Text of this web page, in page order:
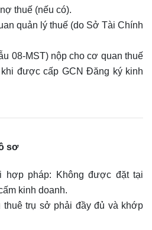
thuế (nếu có).
quản lý thuế (do Sở Tài Chính
08-MST) nộp cho cơ quan thuế
được cấp GCN Đăng ký kinh
sơ
pháp: Không được đặt tại
kinh doanh.
thuê trụ sở phải đầy đủ và khớp